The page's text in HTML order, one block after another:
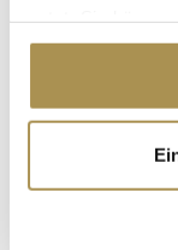
Cookie-
Trigger Symbol
erfassen,